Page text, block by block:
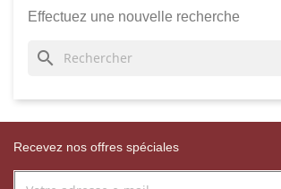
Effectuez une nouvelle recherche
search
Recevez nos offres spéciales